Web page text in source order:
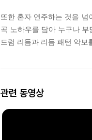
또한 혼자 연주하는 것을
곡 노하우를 담아 누구나
드럼 리듬과 리듬 패턴 악
관련 동영상